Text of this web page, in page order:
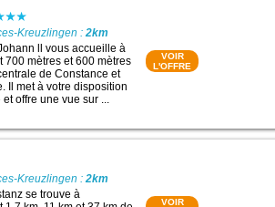
Kreuzlingen :2km
ll vous accueille à
700 mètres et 600 mètres
de Constance et
Il met à votre disposition
offre une vue sur ...
VOIR
L'OFFRE
Kreuzlingen :2km
se trouve à
VOIR